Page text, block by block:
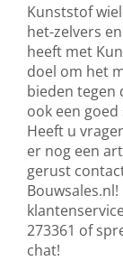
Kunststof
het-zelvers
heeft met
doel om het
bieden tegen
ook een
Heeft u
er nog een
gerust
273361 of
chat!